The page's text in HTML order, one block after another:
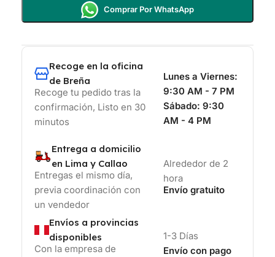
Comprar Por WhatsApp
Recoge en la oficina
de Breña
Recoge tu pedido tras la
confirmación, Listo en 30
minutos
Lunes a Viernes:
9:30 AM - 7 PM
Sábado: 9:30
AM - 4 PM
Entrega a domicilio
en Lima y Callao
Entregas el mismo día,
previa coordinación con
un vendedor
Alrededor de 2
hora
Envío gratuito
Envíos a provincias
disponibles
Con la empresa de
1-3 Días
Envío con pago